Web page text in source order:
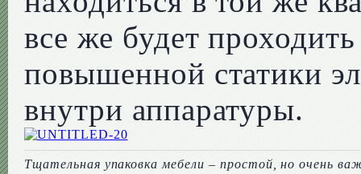
все же будет
повышенной статики
внутри аппаратуры.
Тщательная упаковка мебели – простой, но очень